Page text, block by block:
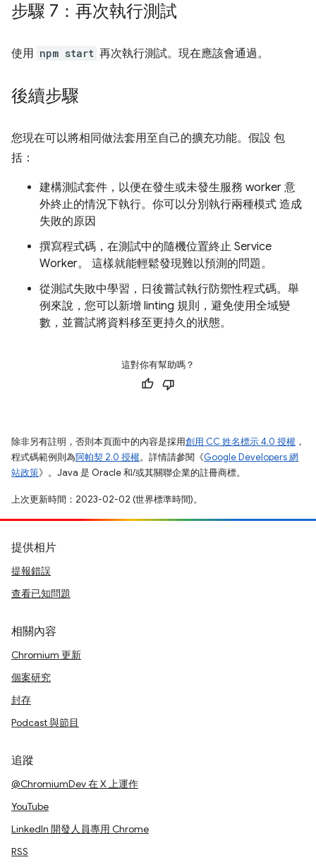
步驟 7：再次執行測試
使用 npm start 再次執行測試。現在應該會通過。
後續步驟
您現在可以將相同做法套用至自己的擴充功能。假設 包
括：
建構測試套件，以便在發生或未發生服務 worker 意
外終止的情況下執行。你可以分別執行兩種模式 造成
失敗的原因
撰寫程式碼，在測試中的隨機位置終止 Service
Worker。 這樣就能輕鬆發現難以預測的問題。
從測試失敗中學習，日後嘗試執行防禦性程式碼。舉
例來說，您可以新增 linting 規則，避免使用全域變
數，並嘗試將資料移至更持久的狀態。
這對你有幫助嗎？
除非另有註明，否則本頁面中的內容是採用創用 CC 姓名標示 4.0 授權 ，
程式碼範例則為阿帕契 2.0 授權。詳情請參閱《Google Developers 網
站政策》。Java 是 Oracle 和/或其關聯企業的註冊商標。
上次更新時間：2023-02-02 (世界標準時間)。
提供相片
提報錯誤
查看已知問題
相關內容
Chromium 更新
個案研究
封存
Podcast 與節目
追蹤
@ChromiumDev 在 X 上運作
YouTube
LinkedIn 開發人員專用 Chrome
RSS